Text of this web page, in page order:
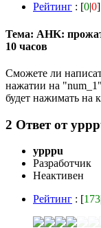
Рейтинг : [0|0]
Тема: AHK:
10 часов
Сможете ли
нажатии на
будет нажимать на
2 Ответ от
ypppu
Разработчик
Неактивен
Рейтинг : [173